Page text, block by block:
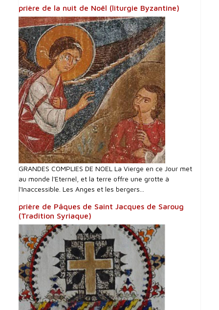
prière de la nuit de Noël (liturgie Byzantine)
GRANDES COMPLIES DE NOEL La Vierge en ce Jour met
au monde l'Eternel, et la terre offre une grotte à
l'Inaccessible. Les Anges et les bergers...
prière de Pâques de Saint Jacques de Saroug
(Tradition Syriaque)